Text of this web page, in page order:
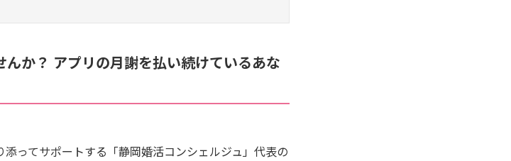
か？ アプリの月謝を払い続けているあな
ってサポートする「静岡婚活コンシェルジュ」代表の